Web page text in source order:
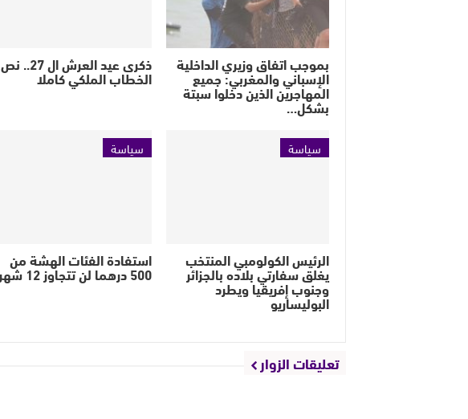
بموجب اتفاق وزيري الداخلية
الإسباني والمغربي: جميع
المهاجرين الذين دخلوا سبتة
بشكل…
ذكرى عيد العرش ال 27.. نص
الخطاب الملكي كاملا
سياسة
الرئيس الكولومبي المنتخب
يغلق سفارتي بلاده بالجزائر
وجنوب إفريقيا ويطرد
البوليساريو
سياسة
استفادة الفئات الهشة من
500 درهما لن تتجاوز 12 شهراً
تعليقات الزوار